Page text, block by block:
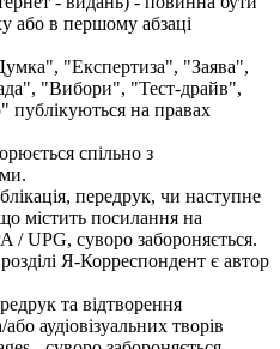
або в першому абзаці
"Експертиза", "Заява",
"Вибори", "Тест-драйв",
на правах
спільно з
передрук, чи наступне
містить посилання на
/ UPG, суворо забороняється.
Я-Корреспондент є автор
та відтворення
аудіовізуальних творів